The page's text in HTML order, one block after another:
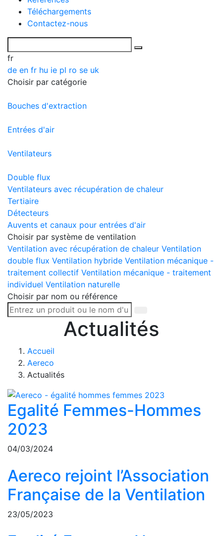
Téléchargements
Contactez-nous
fr
de en fr hu ie pl ro se uk
Choisir par catégorie
Bouches d'extraction
Entrées d'air
Ventilateurs
Double flux
Ventilateurs avec récupération de chaleur
Tertiaire
Détecteurs
Auvents et canaux pour entrées d'air
Choisir par système de ventilation
Ventilation avec récupération de chaleur Ventilation
double flux Ventilation hybride Ventilation mécanique -
traitement collectif Ventilation mécanique - traitement
individuel Ventilation naturelle
Choisir par nom ou référence
Actualités
Accueil
Aereco
Actualités
Egalité Femmes-Hommes
2023
04/03/2024
Aereco rejoint l’Association
Française de la Ventilation
23/05/2023